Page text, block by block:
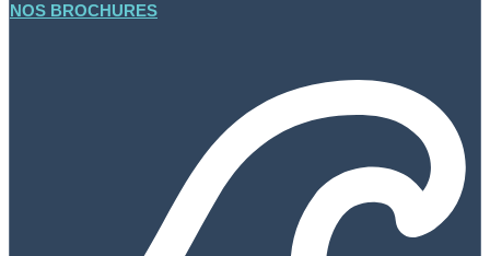
NOS BROCHURES